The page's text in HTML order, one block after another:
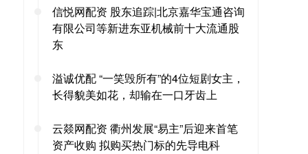
信悦网配资 股东追踪|北京嘉华宝通咨询
有限公司等新进东亚机械前十大流通股
东
溢诚优配 “一笑毁所有”的4位短剧女主，
长得貌美如花，却输在一口牙齿上
云燚网配资 衢州发展“易主”后迎来首笔
资产收购 拟购买热门标的先导电科